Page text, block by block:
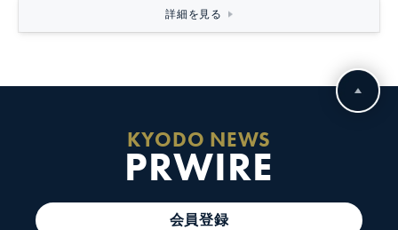
詳細を見る
KYODO NEWS
PRWIRE
会員登録